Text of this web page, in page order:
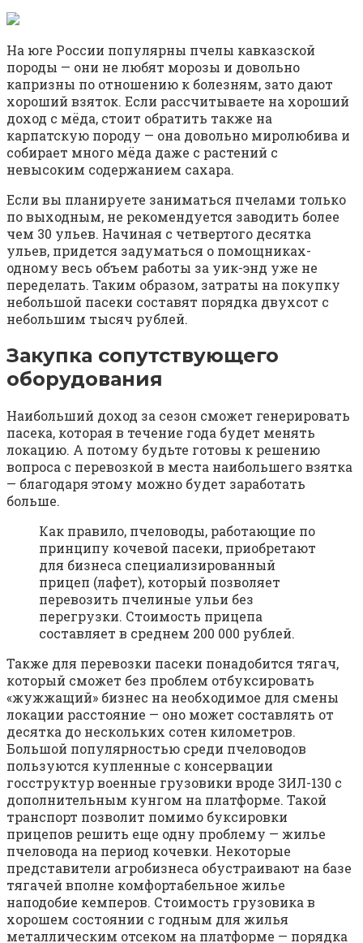
На юге России популярны пчелы кавказской
породы — они не любят морозы и довольно
капризны по отношению к болезням, зато дают
хороший взяток. Если рассчитываете на хороший
доход с мёда, стоит обратить также на
карпатскую породу — она довольно миролюбива и
собирает много мёда даже с растений с
невысоким содержанием сахара.
Если вы планируете заниматься пчелами только
по выходным, не рекомендуется заводить более
чем 30 ульев. Начиная с четвертого десятка
ульев, придется задуматься о помощниках-
одному весь объем работы за уик-энд уже не
переделать. Таким образом, затраты на покупку
небольшой пасеки составят порядка двухсот с
небольшим тысяч рублей.
Закупка сопутствующего
оборудования
Наибольший доход за сезон сможет генерировать
пасека, которая в течение года будет менять
локацию. А потому будьте готовы к решению
вопроса с перевозкой в места наибольшего взятка
— благодаря этому можно будет заработать
больше.
Как правило, пчеловоды, работающие по
принципу кочевой пасеки, приобретают
для бизнеса специализированный
прицеп (лафет), который позволяет
перевозить пчелиные ульи без
перегрузки. Стоимость прицепа
составляет в среднем 200 000 рублей.
Также для перевозки пасеки понадобится тягач,
который сможет без проблем отбуксировать
«жужжащий» бизнес на необходимое для смены
локации расстояние — оно может составлять от
десятка до нескольких сотен километров.
Большой популярностью среди пчеловодов
пользуются купленные с консервации
госструктур военные грузовики вроде ЗИЛ-130 с
дополнительным кунгом на платформе. Такой
транспорт позволит помимо буксировки
прицепов решить еще одну проблему — жилье
пчеловода на период кочевки. Некоторые
представители агробизнеса обустраивают на базе
тягачей вполне комфортабельное жилье
наподобие кемперов. Стоимость грузовика в
хорошем состоянии с годным для жилья
металлическим отсеком на платформе — порядка